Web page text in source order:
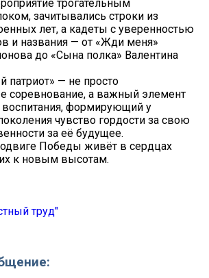
трогательным
зачитывались строки из
лет, а кадеты с уверенностью
и названия — от «Жди меня»
до «Сына полка» Валентина
патриот» — не просто
соревнование, а важный элемент
воспитания, формирующий у
чувство гордости за свою
за её будущее.
Победы живёт в сердцах
к новым высотам.
труд"